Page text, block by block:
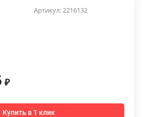
Артикул: 2216132
₽
Купить в 1 клик